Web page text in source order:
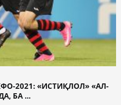
2021: «ИСТИҚЛОЛ» «АЛ-
БА ...